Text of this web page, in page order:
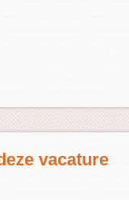
vacature